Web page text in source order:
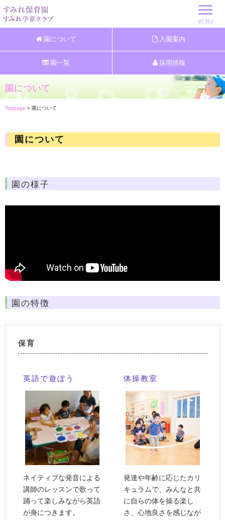
園について 入園案内
園一覧 採用情報
園について
Toppage » 園について
園について
園の様子
園の特徴
保育
英語で遊ぼう
ネイティブな発音による
講師のレッスンで歌って
踊って楽しみながら英語
が身につきます。
体操教室
発達や年齢に応じたカリ
キュラムで、みんなと共
に自らの体を操る楽し
さ、心地良さを感じなが